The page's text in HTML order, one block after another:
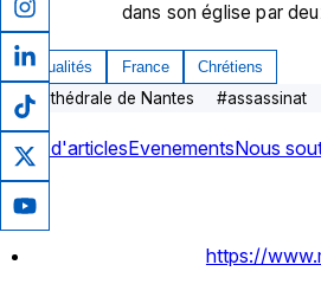
dans son église par
Actualités France Chrétiens
#cathédrale de Nantes #assassinat
Plus d'articlesEvenementsNous
https://